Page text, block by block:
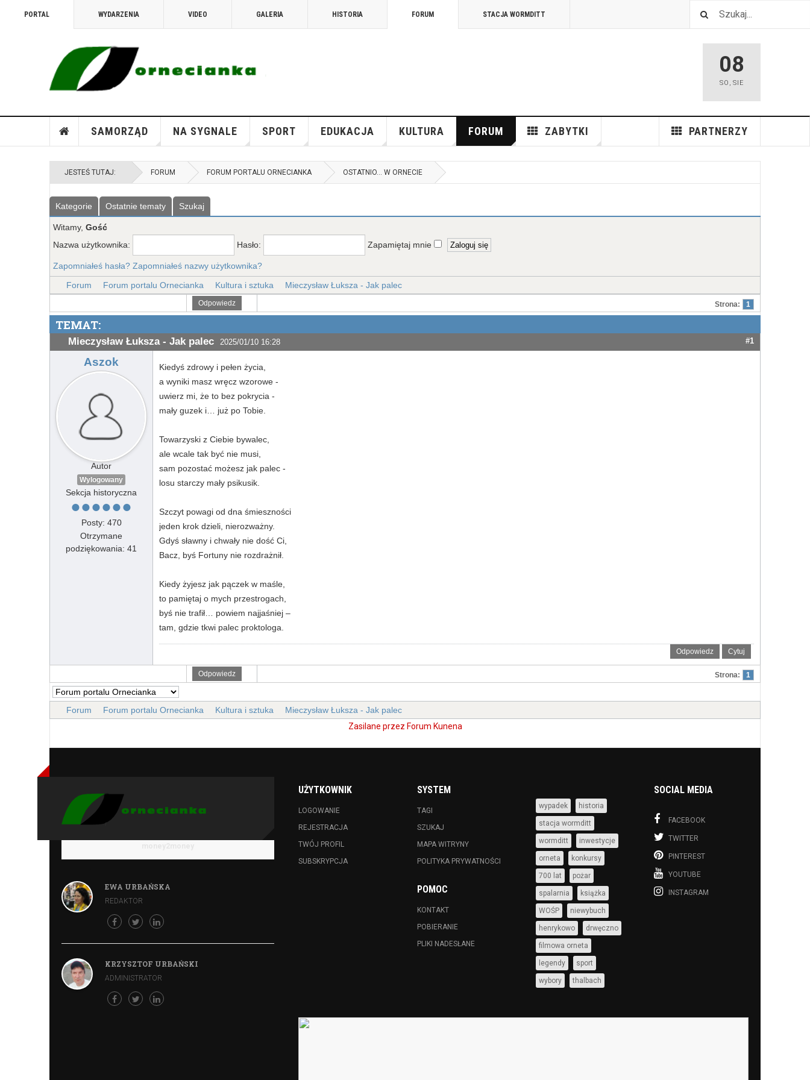
PORTAL WYDARZENIA VIDEO GALERIA HISTORIA FORUM STACJA WORMDITT
08
SO , SIE
SAMORZĄD NA SYGNALE SPORT EDUKACJA KULTURA FORUM PARTNERZY
ZABYTKI
JESTEŚ TUTAJ: FORUM FORUM PORTALU ORNECIANKA OSTATNIO... W ORNECIE
Kategorie Ostatnie tematy Szukaj
Witamy, Gość
Nazwa użytkownika:
Hasło: Zapamiętaj mnie
Zapomniałeś hasła? Zapomniałeś nazwy użytkownika?
Forum
Forum portalu Ornecianka Kultura i sztuka Mieczysław Łuksza - Jak palec
Odpowiedz Strona: 1
TEMAT:
Mieczysław Łuksza - Jak palec 2025/01/10 16:28 #1
Aszok
Autor
Wylogowany
Sekcja historyczna
Posty: 470
Otrzymane
podziękowania: 41
Kiedyś zdrowy i pełen życia,
a wyniki masz wręcz wzorowe -
uwierz mi, że to bez pokrycia -
mały guzek i… już po Tobie.
Towarzyski z Ciebie bywalec,
ale wcale tak być nie musi,
sam pozostać możesz jak palec -
losu starczy mały psikusik.
Szczyt powagi od dna śmieszności
jeden krok dzieli, nierozważny.
Gdyś sławny i chwały nie dość Ci,
Bacz, byś Fortuny nie rozdrażnił.
Kiedy żyjesz jak pączek w maśle,
to pamiętaj o mych przestrogach,
byś nie trafił… powiem najjaśniej –
tam, gdzie tkwi palec proktologa.
Odpowiedz Cytuj
Odpowiedz Strona: 1
Forum Forum portalu Ornecianka Kultura i sztuka
Mieczysław Łuksza - Jak palec
Zasilane przez Forum Kunena
EWA URBAŃSKA
REDAKTOR
KRZYSZTOF URBAŃSKI
ADMINISTRATOR
UŻYTKOWNIK
LOGOWANIE
REJESTRACJA
TWÓJ PROFIL
SUBSKRYPCJA
SYSTEM
TAGI
SZUKAJ
MAPA WITRYNY
POLITYKA PRYWATNOŚCI
POMOC
KONTAKT
POBIERANIE
PLIKI NADESŁANE
wypadek historia
stacja wormditt
wormditt inwestycje
orneta konkursy
700 lat pożar
spalarnia książka
WOŚP niewybuch
henrykowo drwęczno
filmowa orneta
legendy sport
wybory thalbach
SOCIAL MEDIA
FACEBOOK
TWITTER
PINTEREST
YOUTUBE
INSTAGRAM